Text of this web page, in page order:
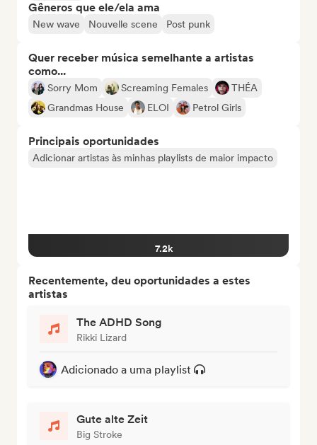
Gêneros que ele/ela ama
New wave Nouvelle scene Post punk
Quer receber música semelhante a artistas
como...
Sorry Mom Screaming Females
THÉA
Grandmas House
ELOI Petrol Girls
Principais oportunidades
Adicionar artistas às minhas playlists de maior impacto
7.2k
Recentemente, deu oportunidades a estes
artistas
The ADHD Song
Rikki Lizard
Adicionado a uma playlist
Gute alte Zeit
Big Stroke